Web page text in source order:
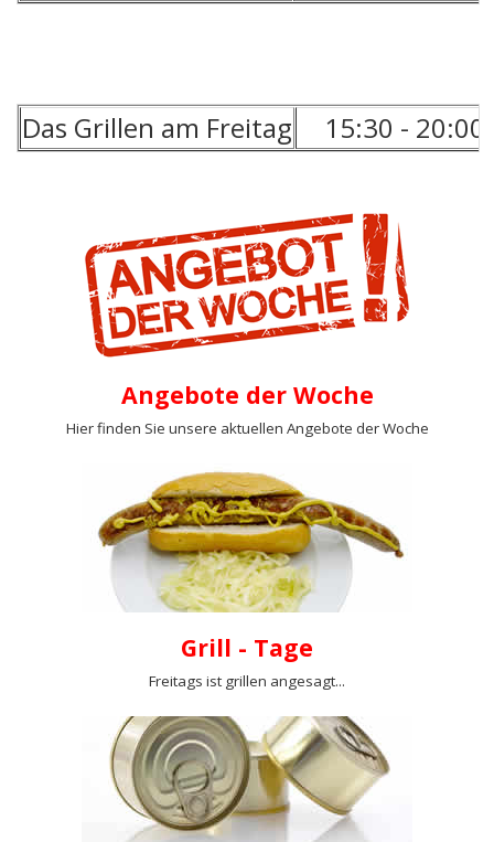
Das Grillen am Freitag 15:30 -
Angebote der Woche
Hier finden Sie unsere aktuellen Angebote der Woche
Grill - Tage
Freitags ist grillen angesagt...